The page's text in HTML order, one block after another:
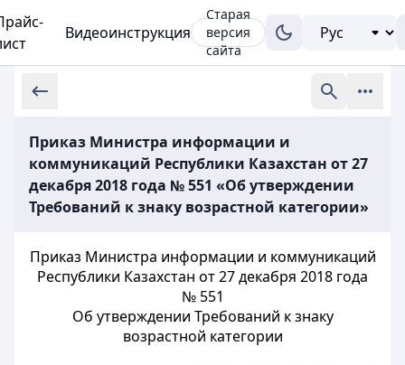
Видеоинструкция
Старая
версия
сайта
Приказ Министра информации и
коммуникаций Республики Казахстан от 27
декабря 2018 года № 551 «Об утверждении
Требований к знаку возрастной категории»
Приказ Министра информации и коммуникаций
Республики Казахстан от 27 декабря 2018 года
№ 551
Об утверждении Требований к знаку
возрастной категории